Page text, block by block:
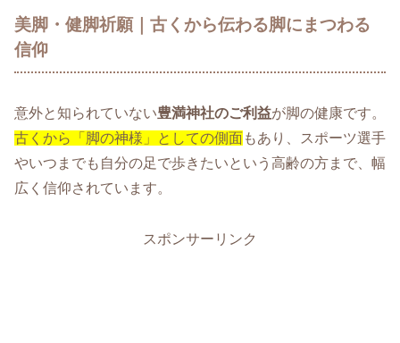
美脚・健脚祈願｜古くから伝わる脚にまつわる
信仰
意外と知られていない豊満神社のご利益が脚の健康です。
古くから「脚の神様」としての側面もあり、スポーツ選手
やいつまでも自分の足で歩きたいという高齢の方まで、幅
広く信仰されています。
スポンサーリンク